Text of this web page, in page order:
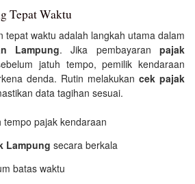
Tepat Waktu
tepat waktu adalah langkah utama dalam
Lampung. Jika pembayaran pajak
jatuh tempo, pemilik kendaraan
denda. Rutin melakukan cek pajak
data tagihan sesuai.
pajak kendaraan
Lampung secara berkala
batas waktu